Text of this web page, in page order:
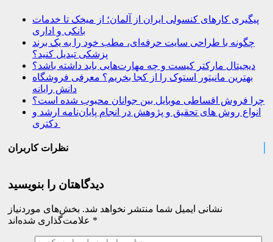
پیگیری کارهای کنسولی ایران از آلمان؛ از میخک تا خدمات
بانکی و اداری
چگونه با طراحی سایت حرفه‌ای، مطب خود را به یک برند
پزشکی تبدیل کنید؟
دیجیتال مارکتر کیست و چه مهارت‌هایی باید داشته باشد؟
بهترین مانیتور استوک را از کجا بخریم؟ معرفی فروشگاه
دانش رایانه
چرا فروش اقساطی موبایل بین جوانان محبوب شده است؟
انواع روش های تحقیق و پژوهش در انجام پایان‌نامه ارشد و
نظرات کاربران
دیدگاهتان را بنویسید
نشانی ایمیل شما منتشر نخواهد شد. بخش‌های موردنیاز
*